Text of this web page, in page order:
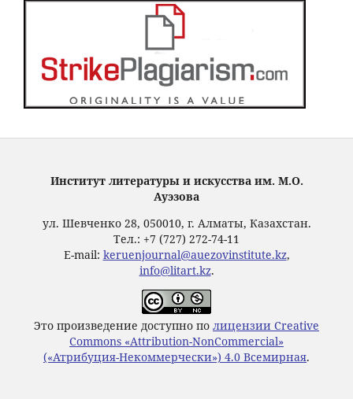
Институт литературы и искусства им. М.О.
Ауэзова
ул. Шевченко 28, 050010, г. Алматы, Казахстан.
Тел.: +7 (727) 272-74-11
E-mail: keruenjournal@auezovinstitute.kz,
info@litart.kz.
Это произведение доступно по лицензии Creative
Commons «Attribution-NonCommercial»
(«Атрибуция-Некоммерчески») 4.0 Всемирная.